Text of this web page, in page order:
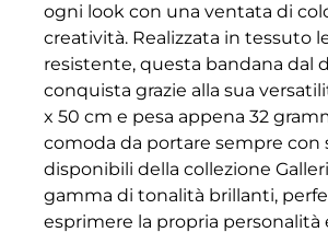
ogni look con una ventata di
creatività. Realizzata in tessuto
resistente, questa bandana dal
conquista grazie alla sua
x 50 cm e pesa appena 32
comoda da portare sempre con
disponibili della collezione
gamma di tonalità brillanti,
esprimere la propria personalità